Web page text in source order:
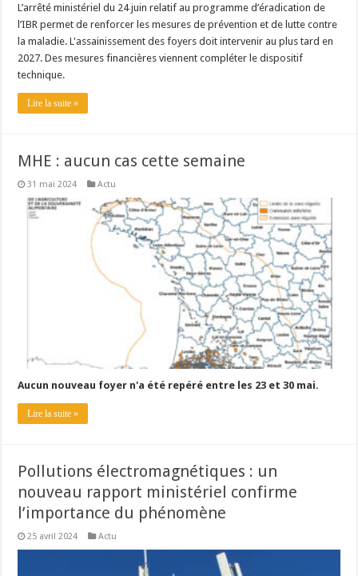
L’arrêté ministériel du 24 juin relatif au programme d’éradication de
l’IBR permet de renforcer les mesures de prévention et de lutte contre
la maladie. L'assainissement des foyers doit intervenir au plus tard en
2027. Des mesures financières viennent compléter le dispositif
technique.
Lire la suite »
MHE : aucun cas cette semaine
31 mai 2024 Actu
Aucun nouveau foyer n'a été repéré entre les 23 et 30 mai.
Lire la suite »
Pollutions électromagnétiques : un
nouveau rapport ministériel confirme
l’importance du phénomène
25 avril 2024 Actu